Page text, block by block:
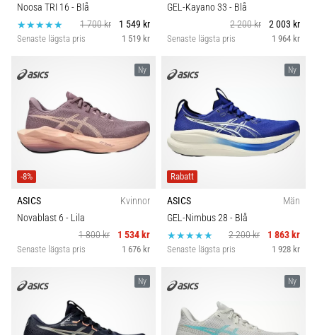
Noosa TRI 16 - Blå
1 700 kr
1 549 kr
Senaste lägsta pris 1 519 kr
GEL-Kayano 33 - Blå
2 200 kr
2 003 kr
Senaste lägsta pris 1 964 kr
Ny
-8%
ASICS
Kvinnor
Novablast 6 - Lila
1 800 kr
1 534 kr
Senaste lägsta pris 1 676 kr
Ny
Rabatt
ASICS
Män
GEL-Nimbus 28 - Blå
2 200 kr
1 863 kr
Senaste lägsta pris 1 928 kr
Ny Ny